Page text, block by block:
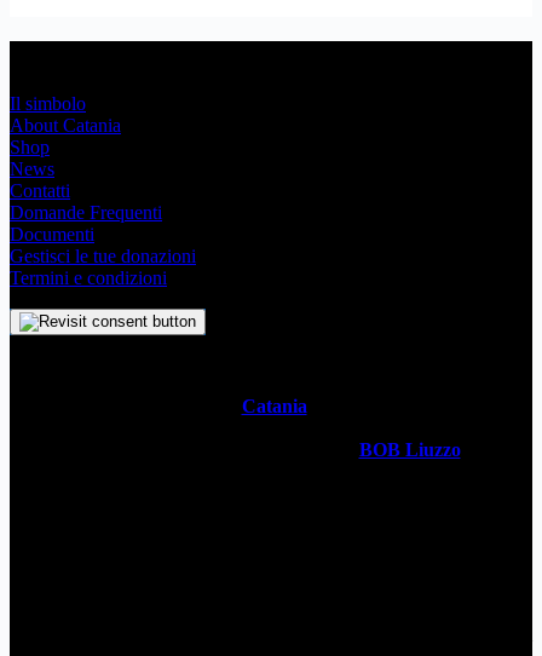
Il simbolo
About Catania
Shop
News
Contatti
Domande Frequenti
Documenti
Gestisci le tue donazioni
Termini e condizioni
Catania
BOB Liuzzo, questo